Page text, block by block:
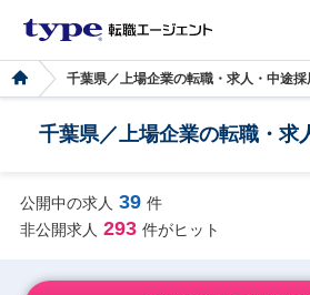
千葉県／上場企業の転職・求人・中途採
千葉県／上場企業の転職・求
公開中の求人 39 件
非公開求人 293 件がヒット